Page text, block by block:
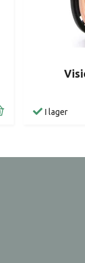
I lager